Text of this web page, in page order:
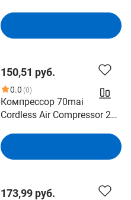
режима парковки 70mai
OBD-Ⅱ Hardwire Kit Midrive
150,51 руб.
0.0 (0)
Компрессор 70mai
Cordless Air Compressor 2
литиевая батарея,уровень
шума 80 дБ,механические
173,99 руб.